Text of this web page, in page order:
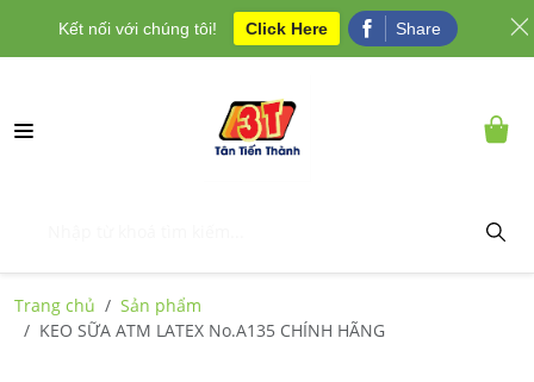
Trang chủ
Sản phẩm
KEO SỮA ATM LATEX No.A135 CHÍNH HÃNG
Kết nối với chúng tôi! Click Here Share